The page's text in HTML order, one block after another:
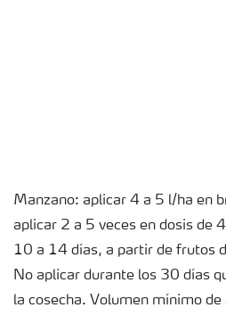
Manzano: aplicar 4 a 5 l/ha en
aplicar 2 a 5 veces en dosis de
10 a 14 días, a partir de frutos
No aplicar durante los 30 días
la cosecha. Volumen mínimo